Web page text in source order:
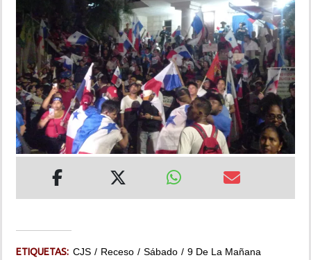
DEPORTES
MUNDO
INSÓLITAS
MULTIMEDIA
ETIQUETAS: CJS Receso Sábado
9 De La Mañana